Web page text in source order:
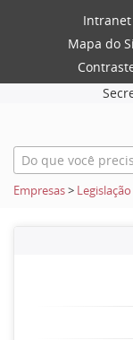
Intranet
Mapa do
Empresas>